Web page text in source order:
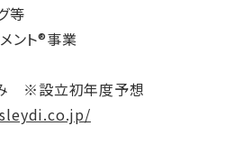
等
ント®事業
※設立初年度予想